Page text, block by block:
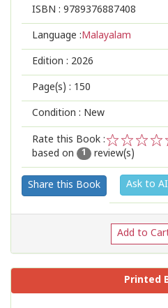
ISBN : 9789376887408
Language :Malayalam
Edition : 2026
Page(s) : 150
Condition : New
Rate this Book :
2
1
based on
1 review(s)
Share this Book Ask to
Add to
Printed